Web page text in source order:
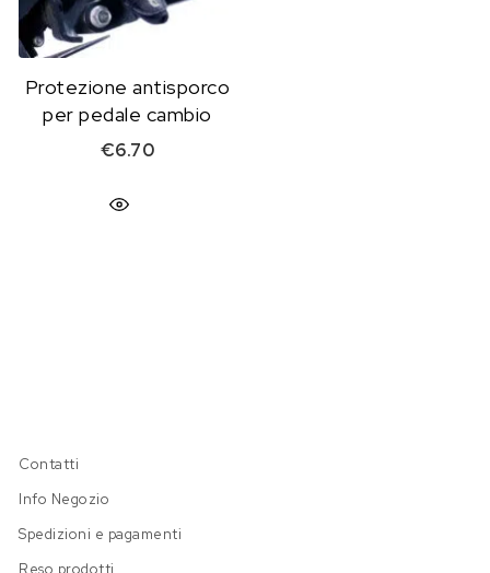
Protezione antisporco
per pedale cambio
€6.70
Contatti
Info Negozio
Spedizioni e pagamenti
Reso prodotti